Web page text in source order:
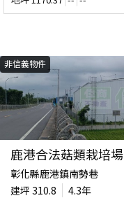
非信義物件
鹿港合法菇類栽培場
彰化縣鹿港鎮南勢巷
建坪 310.8
4.3年